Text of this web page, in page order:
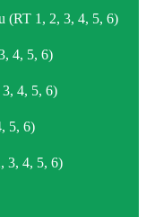
(RT 1, 2, 3, 4, 5, 6)
4, 5, 6)
4, 5, 6)
5, 6)
3, 4, 5, 6)